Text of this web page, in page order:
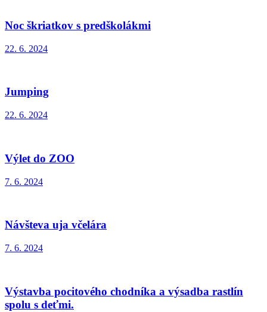
Noc škriatkov s predškolákmi
22. 6. 2024
Jumping
22. 6. 2024
Výlet do ZOO
7. 6. 2024
Návšteva uja včelára
7. 6. 2024
Výstavba pocitového chodníka a výsadba rastlín
spolu s deťmi.